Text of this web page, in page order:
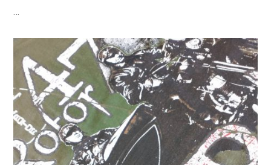
…